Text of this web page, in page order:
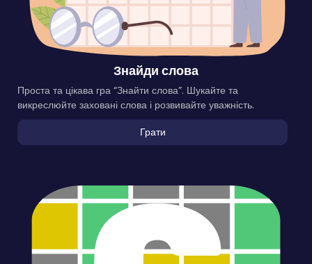
Знайди слова
Проста та цікава гра “Знайти слова”. Шукайте та
викреслюйте заховані слова і розвивайте уважність.
Грати